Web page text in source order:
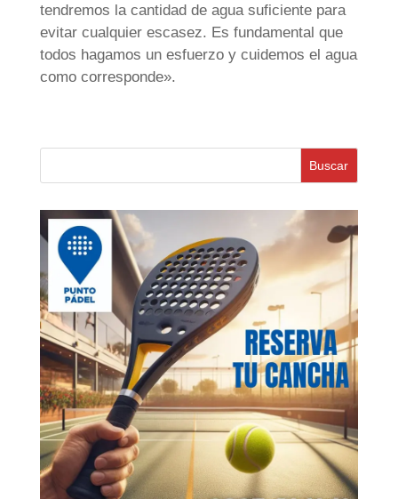
tendremos la cantidad de agua suficiente para
evitar cualquier escasez. Es fundamental que
todos hagamos un esfuerzo y cuidemos el agua
como corresponde».
Buscar